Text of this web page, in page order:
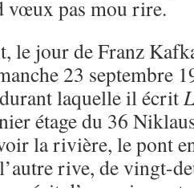
vœux pas mou rire.
le jour de Franz
23 septembre
laquelle il écrit
étage du 36
la rivière, le pont
rive, de vingt-